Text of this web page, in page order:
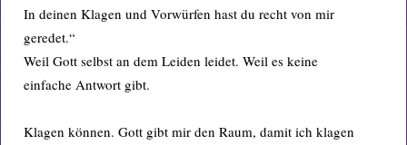
In deinen Klagen und Vorwürfen hast du recht von mir
geredet.“
Weil Gott selbst an dem Leiden leidet. Weil es keine
einfache Antwort gibt.
Klagen können. Gott gibt mir den Raum, damit ich klagen